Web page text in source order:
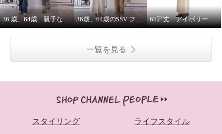
36 歳、64歳 親子な年齢差コーデ 36歳、64歳のSSV フレンチスリーブシャツはジレにもなります。 65㌢丈 アイボリーワイドパンツは、シルエット、履き心地ピカイチ
一覧を見る
スタイリング ライフスタイル